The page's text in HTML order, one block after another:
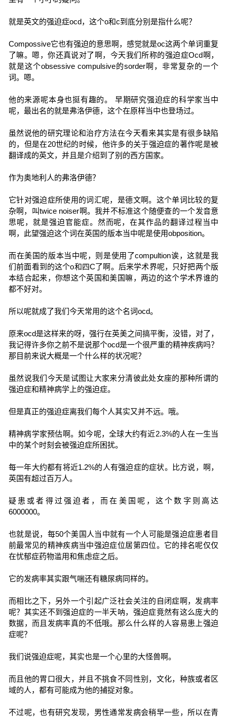
就是英文的强迫症ocd，这个o和c到底分别是指什么呢？
Compossive它也有强迫的意思啊，感觉就是oc这两个单词重复
了嘛。嗯，你还真说对了啊，今天我们所称的强迫症Ocd啊，
就是这个obsessive compulsive的sorder啊，非常复杂的一个
词。嗯。
他的来源呢本身也挺有趣的。 早期研究强迫症的科学家当中
呢，最出名的就是弗洛伊德，这个在原样当中也登场过。
虽然说他的研究理论和治疗方法在今天看来其实是有很多缺陷
的，但是在20世纪的时候，他许多的关于强迫症的著作呢是被
翻译成的英文，并且是介绍到了别的西方国家。
作为奥地利人的弗洛伊德？
它针对强迫症所使用的词汇呢，是德文啊。这个单词比较的复
杂啊，叫twice noiser啊。我并不标准这个随便查的一个发音意
思呢，就是强迫官能症。然而呢，在其作品的翻译过程当中
啊，此望强迫这个词在英国的版本当中呢是使用obposition。
而在美国的版本当中呢，则是使用了compultion诶，这就是我
们前面看到的这个o和四C了啊。后来学术界呢，只好把两个版
本结合起来，你想这个英国和美国嘛，两边的这个学术界谁的
都不好对。
所以呢就成了我们今天常用的这个名词ocd。
原来ocd是这样来的呀，强行在英美之间搞平衡，没错，对了，
我记得许多你之前不是说那个ocd是一个很严重的精神疾病吗？
那目前来说大概是一个什么样的状况呢？
虽然说我们今天是试图让大家来分清彼此处女座的那种所谓的
强迫症和精神病学上的强迫症。
但是真正的强迫症离我们每个人其实又并不远。哦。
精神病学家预估啊。如今呢，全球大约有近2.3%的人在一生当
中的某个时刻会被强迫症所困扰。
每一年大约都有将近1.2%的人有强迫症的症状。比方说，啊，
英国有超过百万人。
疑患或者得过强迫者，而在美国呢，这个数字则高达
6000000。
也就是说，每50个美国人当中就有一个人可能是强迫症患者目
前最常见的精神疾病当中强迫症位居第四位。它的排名呢仅仅
在忧郁症药物滥用和焦虑症之后。
它的发病率其实跟气喘还有糖尿病同样的。
而相比之下，另外一个引起广泛社会关注的自闭症啊，发病率
呢？其实还不到强迫症的一半天呐，强迫症竟然有这么庞大的
数据，而且发病率真的不低哦。那么什么样的人容易患上强迫
症呢？
我们说强迫症呢，其实也是一个心里的大怪兽啊。
而且他的胃口很大，并且不挑食不同性别，文化，种族或者区
域的人，都有可能成为他的捕捉对象。
不过呢，也有研究发现，男性通常发病会稍早一些，所以在青